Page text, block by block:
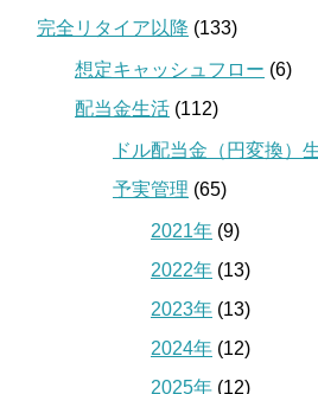
完全リタイア以降 (133)
想定キャッシュフロー (6)
配当金生活 (112)
ドル配当金（円変換）
予実管理 (65)
2021年 (9)
2022年 (13)
2023年 (13)
2024年 (12)
2025年 (12)